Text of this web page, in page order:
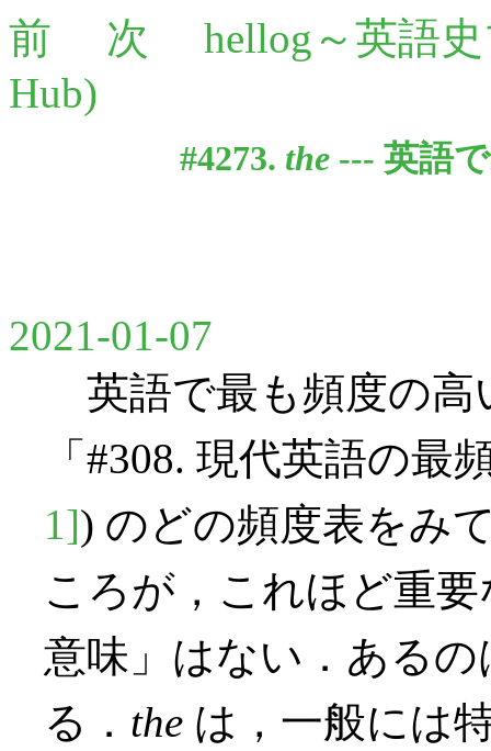
前 次
hellog～英語
Hub)
#4273. the --- 英語
2021-01-07
英語で最も頻度の高
「#308. 現代英語の最
1]) のどの頻度表をみ
ころが，これほど重
意味」はない．ある
る． the は，一般には